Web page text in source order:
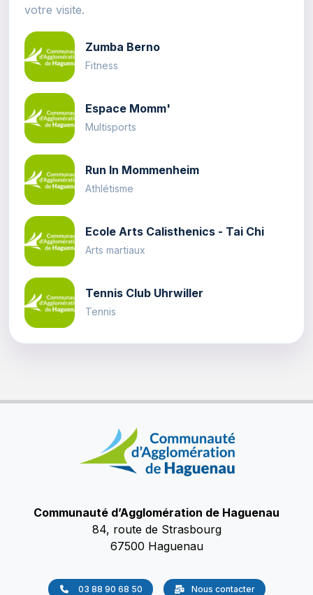
votre visite.
Zumba Berno
Fitness
Espace Momm'
Multisports
Run In Mommenheim
Athlétisme
Ecole Arts Calisthenics - Tai Chi
Arts martiaux
Tennis Club Uhrwiller
Tennis
Communauté d’Agglomération de Haguenau
84, route de Strasbourg
67500 Haguenau
03 88 90 68 50 Nous contacter